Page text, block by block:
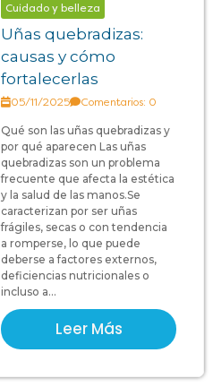
Cuidado y belleza
Uñas quebradizas:
causas y cómo
fortalecerlas
05/11/2025 Comentarios: 0
Qué son las uñas quebradizas y
por qué aparecen Las uñas
quebradizas son un problema
frecuente que afecta la estética
y la salud de las manos.Se
caracterizan por ser uñas
frágiles, secas o con tendencia
a romperse, lo que puede
deberse a factores externos,
deficiencias nutricionales o
incluso a...
Leer Más